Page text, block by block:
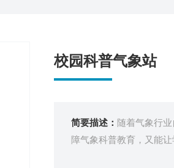
校园科普气象站
简要描述： 随着气象行
障气象科普教育，又能